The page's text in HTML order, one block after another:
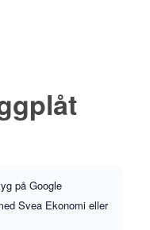
på Google
Svea Ekonomi eller